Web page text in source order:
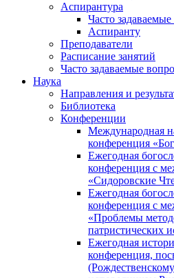
Аспирантура
Часто
Аспиранту
Преподаватели
Расписание занятий
Часто задаваемые
Наука
Направления и
Библиотека
Конференции
Международная
конференция
Ежегодная
конференция с
«Сидоровские
Ежегодная
конференция с
«Проблемы
патристических
Ежегодная
конференция,